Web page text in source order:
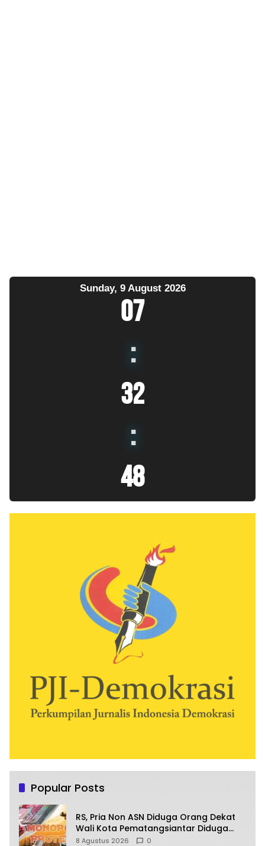
Sunday, 9 August 2026
07
:
32
:
50
Popular Posts
RS, Pria Non ASN Diduga Orang Dekat
Wali Kota Pematangsiantar Diduga
Bagi Bagi Proyek ke Kontraktor
8 Agustus 2026 0